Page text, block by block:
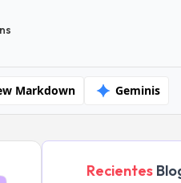
Markdown Geminis
Recientes